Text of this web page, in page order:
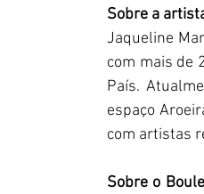
Sobre a
Jaqueline
com mais de
País.
espaço
com artistas
Sobre o